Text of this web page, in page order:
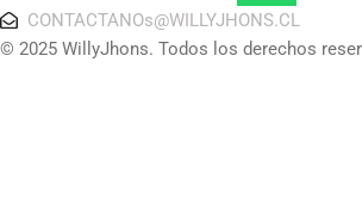
CONTACTANOs@WILLYJHONS.CL
© 2025 WillyJhons. Todos los derechos